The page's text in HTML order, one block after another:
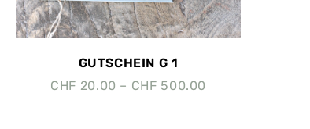
GUTSCHEIN G 1
CHF 20.00 – CHF 500.00